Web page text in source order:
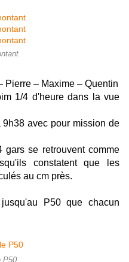
Pierre – Maxime – Quentin
1/4 d'heure dans la vue
avec pour mission de
se retrouvent comme
constatent que les
au cm près.
P50 que chacun
P50